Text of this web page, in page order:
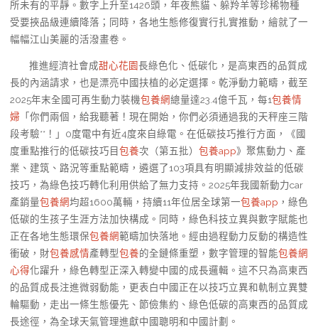
所未有的平靜。數字上升至1426頭，年夜熊貓、躲羚羊等珍稀物種
受要挾品級連續降落；同時，各地生態修復實行扎實推動，繪就了一
幅幅江山美麗的活潑畫卷。
推進經濟社會成甜心花園長綠色化、低碳化，是高東西的品質成
長的內涵請求，也是漂亮中國扶植的必定選擇。乾淨動力範疇，截至
2025年末全國可再生動力裝機包養網總量達23.4億千瓦，每1包養情
婦 「你們兩個，給我聽著！現在開始，你們必須通過我的天秤座三階
段考驗**！」0度電中有近4度來自綠電。在低碳技巧推行方面，《國
度重點推行的低碳技巧目包養次（第五批） 包養app》聚焦動力、產
業、建筑、路況等重點範疇，遴選了103項具有明顯減排效益的低碳
技巧，為綠色技巧轉化利用供給了無力支持。2025年我國新動力car
產銷量包養網均超1600萬輛，持續11年位居全球第一包養app ，綠色
低碳的生孩子生涯方法加快構成。同時，綠色科技立異與數字賦能也
正在各地生態環保包養網範疇加快落地。經由過程動力反動的構造性
衝破，財包養感情產轉型包養的全鏈條重塑，數字管理的智能包養網
心得化躍升，綠色轉型正深入轉變中國的成長邏輯。這不只為高東西
的品質成長注進微弱動能，更表白中國正在以技巧立異和軌制立異雙
輪驅動，走出一條生態優先、節儉集約、綠色低碳的高東西的品質成
長途徑，為全球天氣管理進獻中國聰明和中國計劃。